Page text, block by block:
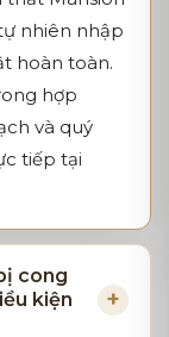
nhiên nhập
hoàn toàn.
hợp
và quý
tiếp tại
cong
kiện